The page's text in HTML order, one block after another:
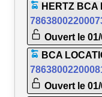
HERTZ BCA
Ouvert le
BCA
Ouvert le